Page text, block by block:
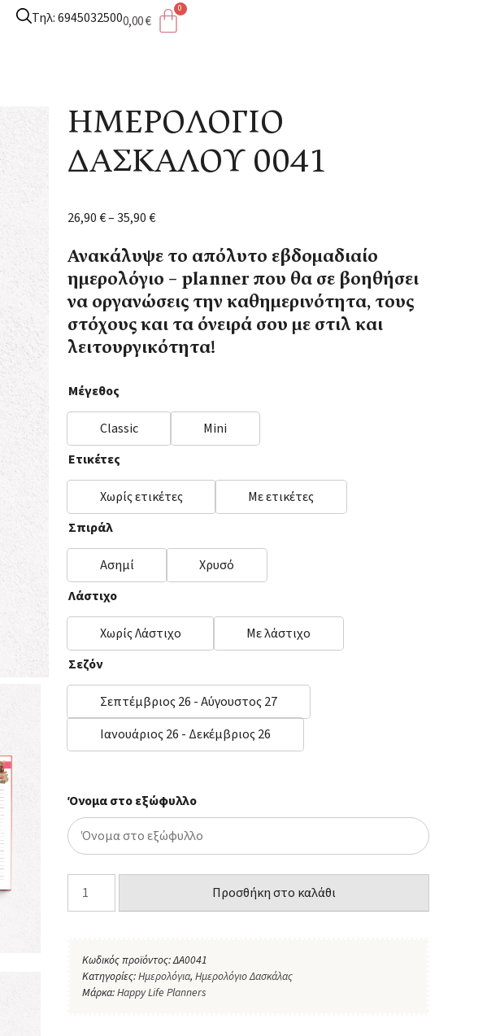
Τηλ: 69450325000,00€
ΗΜΕΡΟΛΟΓΙΟ
ΔΑΣΚΑΛΟΥ 0041
26,90€– 35,90€
Ανακάλυψε το απόλυτο εβδομαδιαίο
ημερολόγιο – planner που θα σε βοηθήσει
να οργανώσεις την καθημερινότητα, τους
στόχους και τα όνειρά σου με στιλ και
λειτουργικότητα!
Μέγεθος
Classic
Mini
Ετικέτες
Χωρίς ετικέτες
Με ετικέτες
Σπιράλ
Ασημί
Χρυσό
Λάστιχο
Χωρίς Λάστιχο
Με λάστιχο
Σεζόν
Σεπτέμβριος 26 - Αύγουστος 27
Ιανουάριος 26 - Δεκέμβριος 26
Όνομα στο εξώφυλλο
Προσθήκη στο καλάθι
Κωδικός προϊόντος:ΔΑ0041
Κατηγορίες:Ημερολόγια,Ημερολόγιο Δασκάλας
Μάρκα:Happy Life Planners